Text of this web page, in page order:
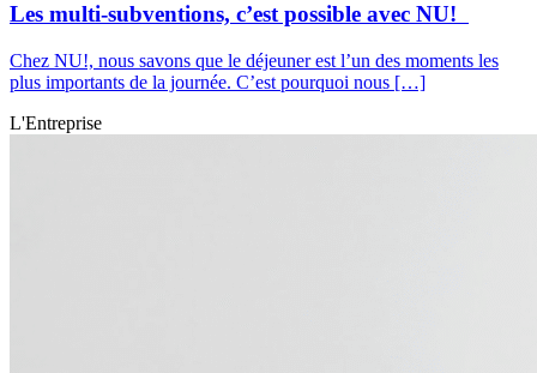
Les multi-subventions, c’est possible avec NU!
Chez NU!, nous savons que le déjeuner est l’un des moments les
plus importants de la journée. C’est pourquoi nous […]
L'Entreprise